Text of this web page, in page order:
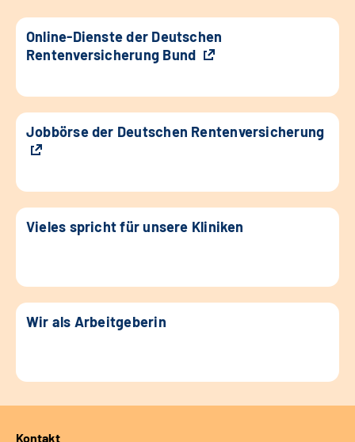
Online-Dienste der Deutschen
Rentenversicherung Bund
Jobbörse der Deutschen Rentenversicherung
Vieles spricht für unsere Kliniken
Wir als Arbeitgeberin
Kontakt